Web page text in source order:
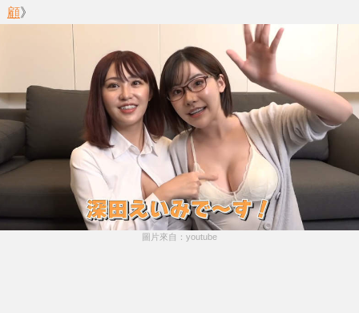
顧》
圖片來自：youtube